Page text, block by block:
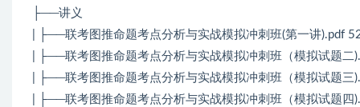
├──讲义
| ├──联考图推命题考点分析与实战模拟冲刺班(第一讲).pdf
| ├──联考图推命题考点分析与实战模拟冲刺班（模拟试题二
| ├──联考图推命题考点分析与实战模拟冲刺班（模拟试题三
| ├──联考图推命题考点分析与实战模拟冲刺班（模拟试题四